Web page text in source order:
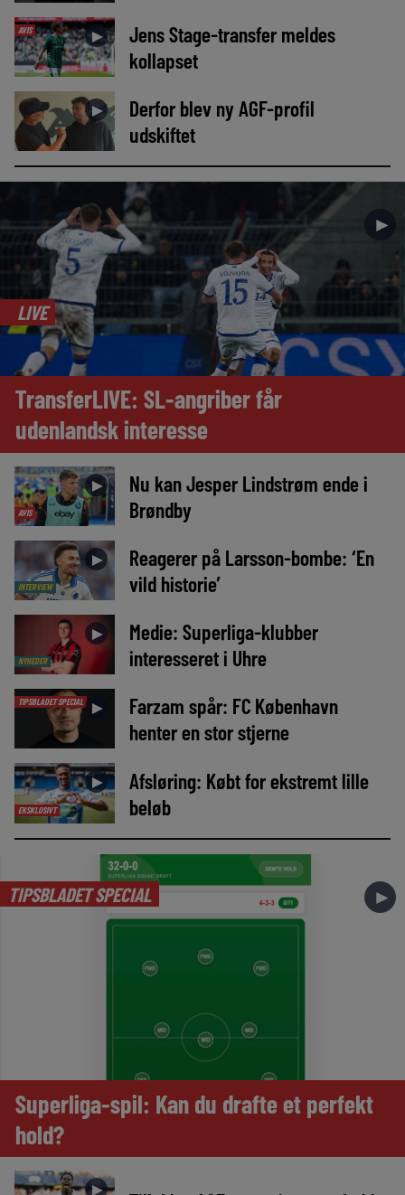
AVIS ►
Jens Stage-transfer meldes
kollapset
►
Derfor blev ny AGF-profil
udskiftet
►
LIVE
TransferLIVE: SL-angriber får
udenlandsk interesse
AVIS
►
Nu kan Jesper Lindstrøm ende i
Brøndby
INTERVIEW
►
Reagerer på Larsson-bombe: ‘En
vild historie’
NYHEDER
►
Medie: Superliga-klubber
interesseret i Uhre
TIPSBLADET SPECIAL ►
Farzam spår: FC København
henter en stor stjerne
EKSKLUSIVT
►
Afsløring: Købt for ekstremt lille
beløb
TIPSBLADET SPECIAL ►
Superliga-spil: Kan du drafte et perfekt
hold?
►